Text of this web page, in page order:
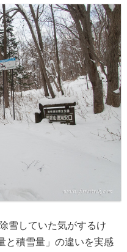
雪していた気がするけ
と積雪量」の違いを実感